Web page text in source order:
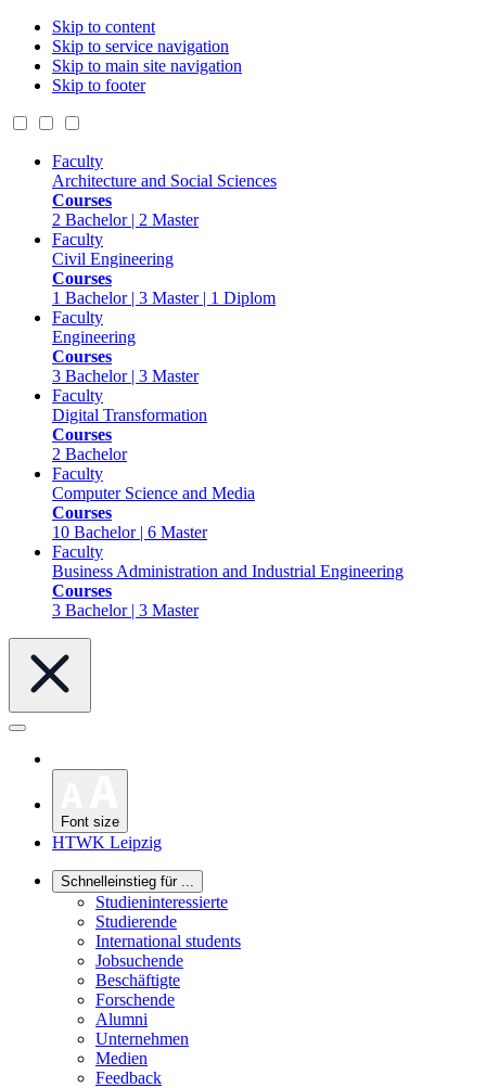
Skip to content
Skip to service navigation
Skip to main site navigation
Skip to footer
Faculty
Architecture and Social Sciences
Courses
2 Bachelor | 2 Master
Faculty
Civil Engineering
Courses
1 Bachelor | 3 Master | 1 Diplom
Faculty
Engineering
Courses
3 Bachelor | 3 Master
Faculty
Digital Transformation
Courses
2 Bachelor
Faculty
Computer Science and Media
Courses
10 Bachelor | 6 Master
Faculty
Business Administration and Industrial Engineering
Courses
3 Bachelor | 3 Master
Font size
HTWK Leipzig
Schnelleinstieg für ...
Studieninteressierte
Studierende
International students
Jobsuchende
Beschäftigte
Forschende
Alumni
Unternehmen
Medien
Feedback